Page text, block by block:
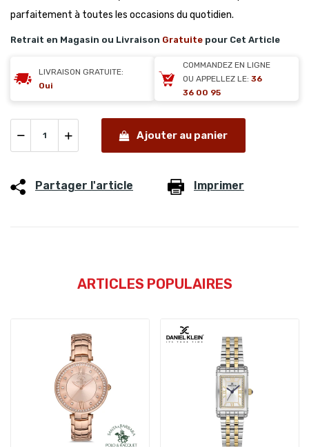
parfaitement à toutes les occasions du quotidien.
Retrait en Magasin ou Livraison Gratuite pour Cet Article
LIVRAISON GRATUITE:
Oui
COMMANDEZ EN LIGNE
OU APPELLEZ LE: 36
36 00 95
Ajouter au panier
Partager l'article Imprimer
ARTICLES POPULAIRES